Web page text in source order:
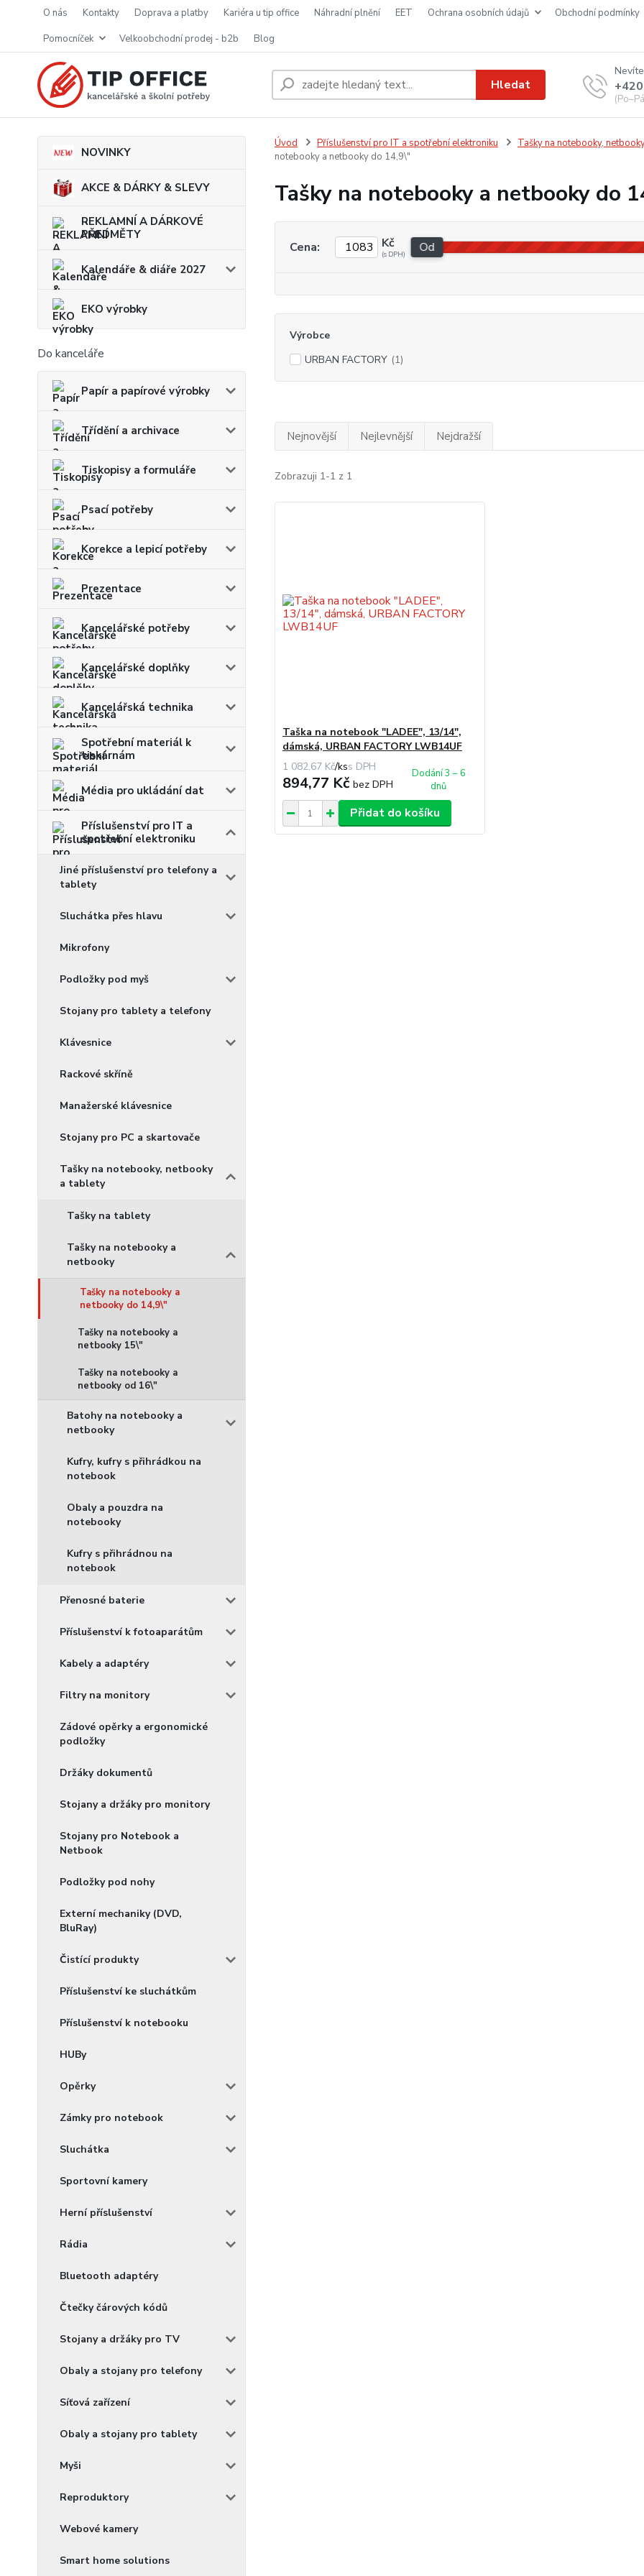
o nás kontakty doprava a platby kariéra u tip office náhradní plnění EET ochrana osobních údajů
obchodní podmínky
pomocníček
velkoobchodní prodej - b2b blog
Hledat
NOVINKY
AKCE & DÁRKY & SLEVY
REKLAMNÍ A DÁRKOVÉ
PŘEDMĚTY
Kalendáře & diáře 2027
EKO výrobky
Do kanceláře
Papír a papírové výrobky
Třídění a archivace
Tiskopisy a formuláře
Psací potřeby
Korekce a lepicí potřeby
Prezentace
Kancelářské potřeby
Kancelářské doplňky
Kancelářská technika
Spotřební materiál k
tiskárnám
Média pro ukládání dat
Příslušenství pro IT a
spotřební elektroniku
Jiné příslušenství pro telefony a
tablety
Sluchátka přes hlavu
Mikrofony
Podložky pod myš
Stojany pro tablety a telefony
Klávesnice
Rackové skříně
Manažerské klávesnice
Stojany pro PC a skartovače
Tašky na notebooky, netbooky
a tablety
Tašky na tablety
Tašky na notebooky a
netbooky
Tašky na notebooky a
netbooky do 14,9\"
Tašky na notebooky a
netbooky 15\"
Tašky na notebooky a
netbooky od 16\"
Batohy na notebooky a
netbooky
Kufry, kufry s přihrádkou na
notebook
Obaly a pouzdra na
notebooky
Kufry s přihrádnou na
notebook
Přenosné baterie
Příslušenství k fotoaparátům
Kabely a adaptéry
Filtry na monitory
Zádové opěrky a ergonomické
podložky
Držáky dokumentů
Stojany a držáky pro monitory
Stojany pro Notebook a
Netbook
Podložky pod nohy
Externí mechaniky (DVD,
BluRay)
Čistící produkty
Příslušenství ke sluchátkům
Příslušenství k notebooku
HUBy
Opěrky
Zámky pro notebook
Sluchátka
Sportovní kamery
Herní příslušenství
Rádia
Bluetooth adaptéry
Čtečky čárových kódů
Stojany a držáky pro TV
Obaly a stojany pro telefony
Síťová zařízení
Obaly a stojany pro tablety
Myši
Reproduktory
Webové kamery
Smart home solutions
Úvod Příslušenství pro IT a spotřební elektroniku Tašky na notebooky,
notebooky a netbooky do 14,9\"
Tašky na notebooky a netbooky do
Cena: Kč Od
Výrobce
URBAN FACTORY (1)
Nejnovější Nejlevnější Nejdražší
Zobrazuji 1-1 z 1
Taška na notebook "LADEE", 13/14",
dámská, URBAN FACTORY LWB14UF
1 082,67 Kč/ks
894,77 Kč bez DPH
Dodání 3 – 6
dnů
Přidat do košíku